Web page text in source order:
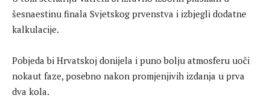
šesnaestinu finala Svjetskog prvenstva i izbjegli dodatne
kalkulacije.
Pobjeda bi Hrvatskoj donijela i puno bolju atmosferu uoči
nokaut faze, posebno nakon promjenjivih izdanja u prva
dva kola.